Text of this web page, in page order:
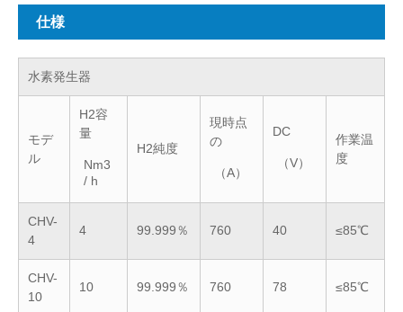
仕様
水素発生器
モデ
ル
H2容
量
Nm3
/ h
H2純度
現時点
の
（A）
DC
（V）
作業温
度
CHV-
4
4 99.999％ 760 40 ≤85℃
CHV-
10
10 99.999％ 760 78 ≤85℃